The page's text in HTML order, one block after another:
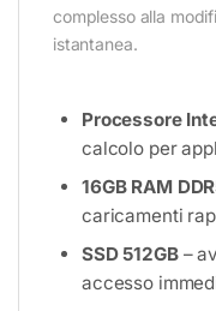
complesso alla
istantanea.
Processore
calcolo per
16GB RAM
caricamenti
SSD 512GB–
accesso